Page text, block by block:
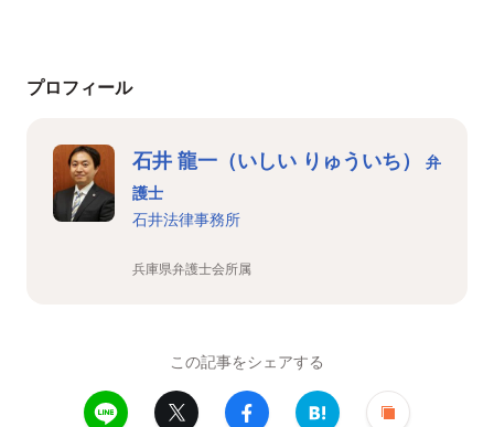
プロフィール
石井 龍一（いしい りゅういち）
弁
護士
石井法律事務所
兵庫県弁護士会所属
この記事をシェアする